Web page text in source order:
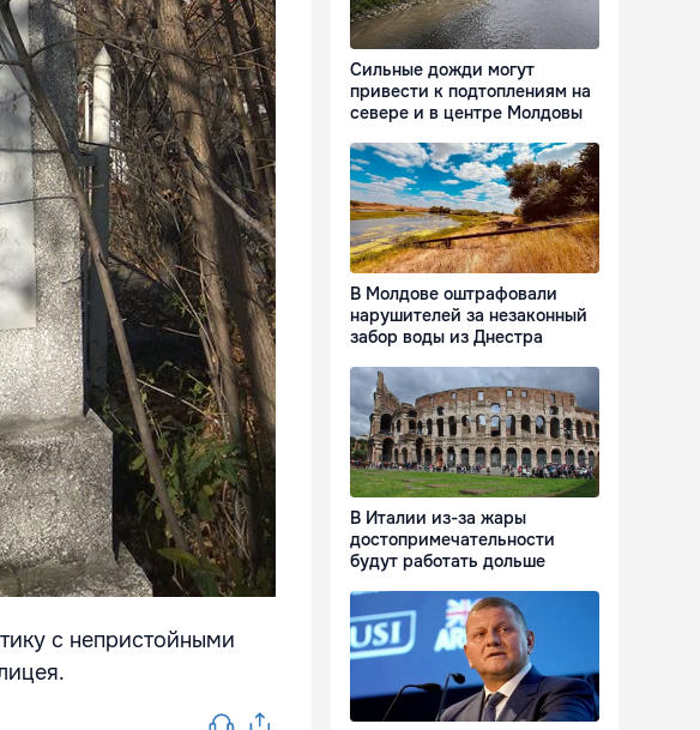
с непристойными
Сильные дожди могут
привести к подтоплениям на
севере и в центре Молдовы
В Молдове оштрафовали
нарушителей за незаконный
забор воды из Днестра
В Италии из-за жары
достопримечательности
будут работать дольше